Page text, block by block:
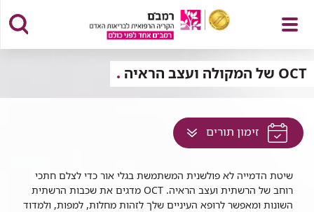
פתח
תפריט
OCT של המקולה ועצב הראיה
זימון תוריםלחץ
למעבר
זה
בדף
שיטת הדמייה לא פולשנית המשתמשת בגלי אור כדי לצלם חתכי
רוחב של הרשתית ועצב הראיה. OCT מדגים את שכבות הרשתית
השונות ומאפשר לרופא העיניים שלך לזהות מחלות, למפות, ולמדוד